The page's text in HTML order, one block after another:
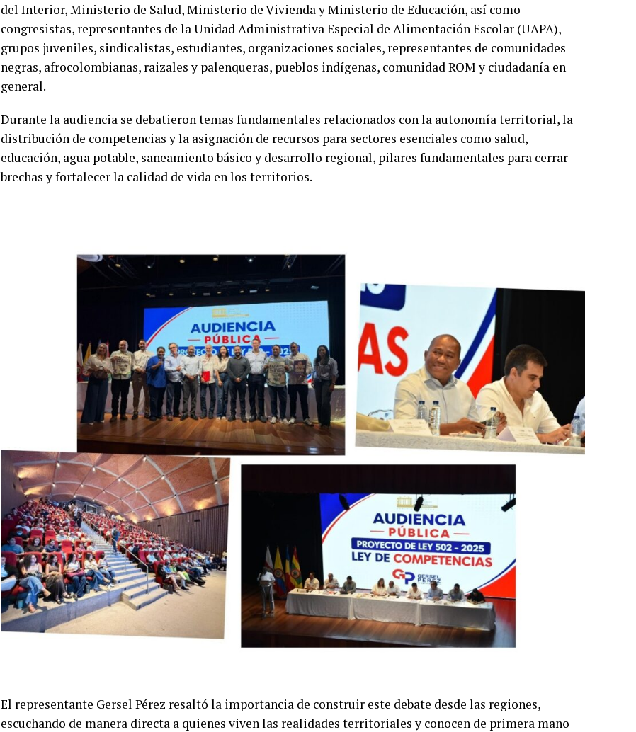
del Interior, Ministerio de Salud, Ministerio de Vivienda y Ministerio de Educación, así como
congresistas, representantes de la Unidad Administrativa Especial de Alimentación Escolar (UAPA),
grupos juveniles, sindicalistas, estudiantes, organizaciones sociales, representantes de comunidades
negras, afrocolombianas, raizales y palenqueras, pueblos indígenas, comunidad ROM y ciudadanía en
general.
Durante la audiencia se debatieron temas fundamentales relacionados con la autonomía territorial, la
distribución de competencias y la asignación de recursos para sectores esenciales como salud,
educación, agua potable, saneamiento básico y desarrollo regional, pilares fundamentales para cerrar
brechas y fortalecer la calidad de vida en los territorios.
El representante Gersel Pérez resaltó la importancia de construir este debate desde las regiones,
escuchando de manera directa a quienes viven las realidades territoriales y conocen de primera mano